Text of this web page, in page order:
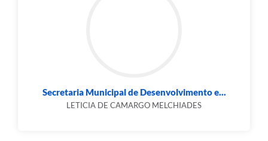
Secretaria Municipal de Desenvolvimento e...
LETICIA DE CAMARGO MELCHIADES